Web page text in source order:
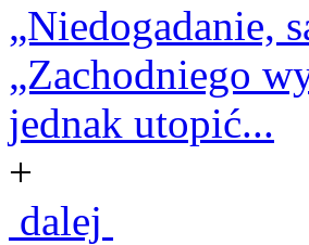
„Niedogadanie,
„Zachodniego
jednak utopić...
+
dalej